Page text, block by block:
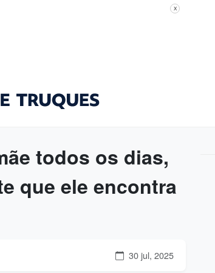
X
todos os dias,
que ele encontra
30 jul, 2025